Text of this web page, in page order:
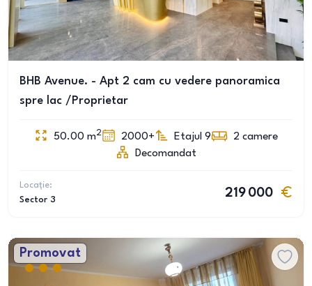
BHB Avenue. - Apt 2 cam cu vedere panoramica
spre lac /Proprietar
50.00 m2 2000+ Etajul 9 2 camere
Decomandat
Locație:
Sector 3
219 000
Promovat